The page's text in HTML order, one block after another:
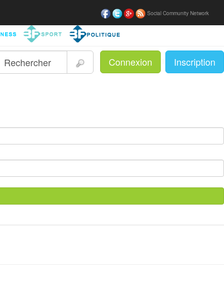
Connexion Inscription
Social Community Network